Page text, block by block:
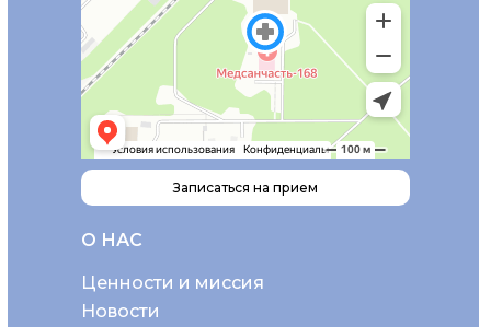
О НАС
Ценности и миссия
Новости
Записаться на прием